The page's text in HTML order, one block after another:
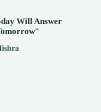
Will Answer
”